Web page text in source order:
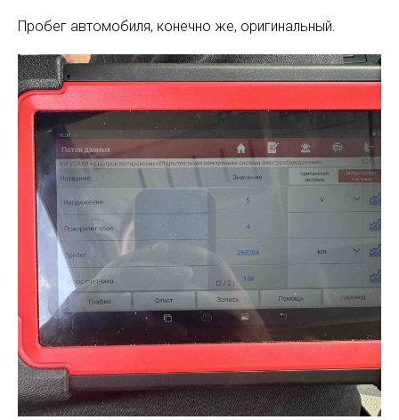
Пробег автомобиля, конечно же, оригинальный.